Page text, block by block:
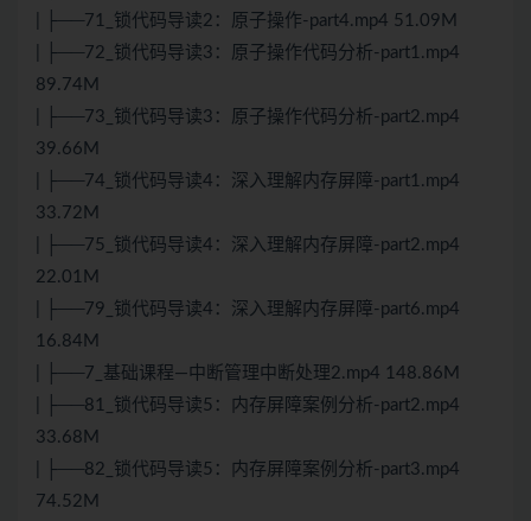
| ├──71_锁代码导读2：原子操作-part4.mp4 51.09M
| ├──72_锁代码导读3：原子操作代码分析-part1.mp4
89.74M
| ├──73_锁代码导读3：原子操作代码分析-part2.mp4
39.66M
| ├──74_锁代码导读4：深入理解内存屏障-part1.mp4
33.72M
| ├──75_锁代码导读4：深入理解内存屏障-part2.mp4
22.01M
| ├──79_锁代码导读4：深入理解内存屏障-part6.mp4
16.84M
| ├──7_基础课程—中断管理中断处理2.mp4 148.86M
| ├──81_锁代码导读5：内存屏障案例分析-part2.mp4
33.68M
| ├──82_锁代码导读5：内存屏障案例分析-part3.mp4
74.52M